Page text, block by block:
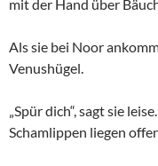
mit der Hand über
Als sie bei Noor
Venushügel.
„Spür dich“, sagt sie
Schamlippen liegen